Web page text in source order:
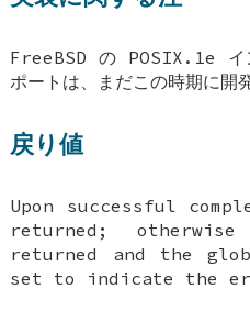
FreeBSD の POSIX.1e イ
ポートは、まだこの時期に開
戻り値
Upon successful
returned;
returned and the
set to indicate the